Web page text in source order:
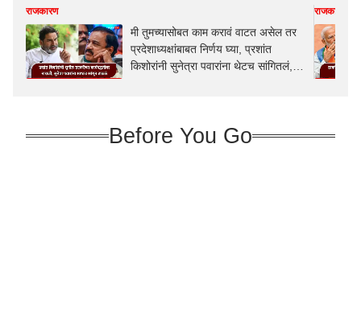
राजकारण
मी तुमच्यासोबत काम करावं वाटत असेल तर
प्रदेशाध्यक्षांबाबत निर्णय घ्या, प्रशांत
किशोरांनी सुनेत्रा पवारांना थेटच सांगितलं,
राजकारण
Before You Go